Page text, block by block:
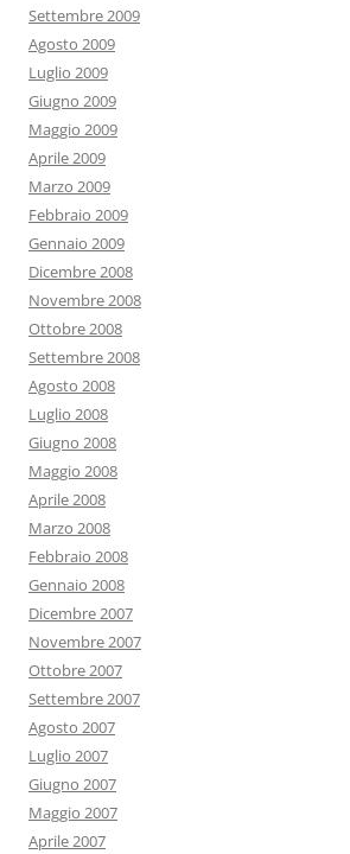
Settembre 2009
Agosto 2009
Luglio 2009
Giugno 2009
Maggio 2009
Aprile 2009
Marzo 2009
Febbraio 2009
Gennaio 2009
Dicembre 2008
Novembre 2008
Ottobre 2008
Settembre 2008
Agosto 2008
Luglio 2008
Giugno 2008
Maggio 2008
Aprile 2008
Marzo 2008
Febbraio 2008
Gennaio 2008
Dicembre 2007
Novembre 2007
Ottobre 2007
Settembre 2007
Agosto 2007
Luglio 2007
Giugno 2007
Maggio 2007
Aprile 2007